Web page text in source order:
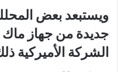
ويستبعد بعض
جديدة من جهاز ماك
الشركة الأميركية